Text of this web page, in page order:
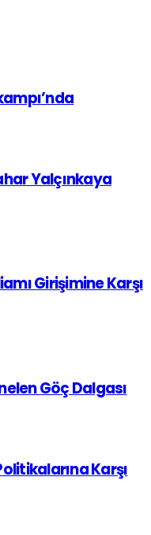
Yalçınkaya
Girişimine Karşı
Göç Dalgası
Karşı